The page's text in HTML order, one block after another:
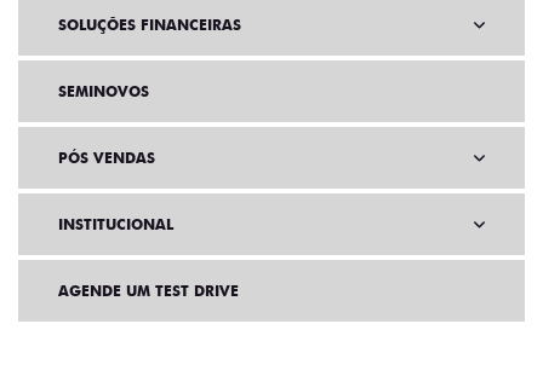
SOLUÇÕES FINANCEIRAS
SEMINOVOS
PÓS VENDAS
INSTITUCIONAL
AGENDE UM TEST DRIVE